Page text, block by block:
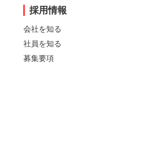
採用情報
会社を知る
社員を知る
募集要項